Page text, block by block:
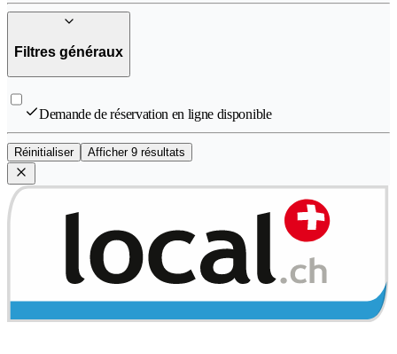
Filtres généraux
Demande de réservation en ligne disponible
Réinitialiser Afficher 9 résultats